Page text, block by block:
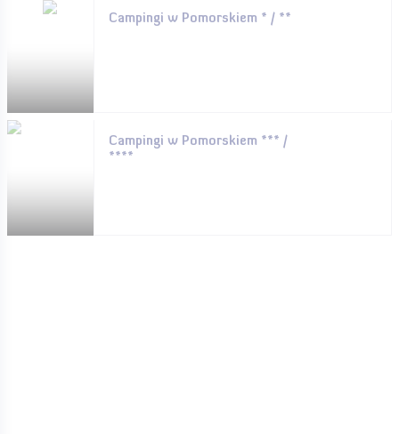
Campingi w Pomorskiem * / **
Campingi w Pomorskiem *** /
****